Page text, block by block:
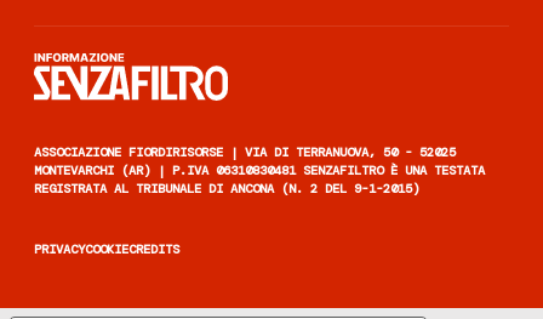
ASSOCIAZIONE FIORDIRISORSE | VIA DI TERRANUOVA, 50 - 52025
MONTEVARCHI (AR) | P.IVA 06310830481 SENZAFILTRO È UNA TESTATA
REGISTRATA AL TRIBUNALE DI ANCONA (N. 2 DEL 9-1-2015)
PRIVACYCOOKIECREDITS